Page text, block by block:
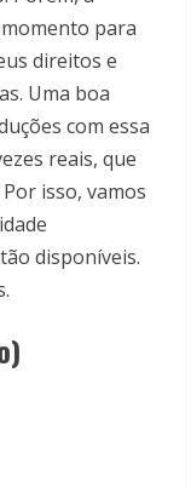
para
direitos e
Uma boa
com essa
reais, que
isso, vamos
disponíveis.